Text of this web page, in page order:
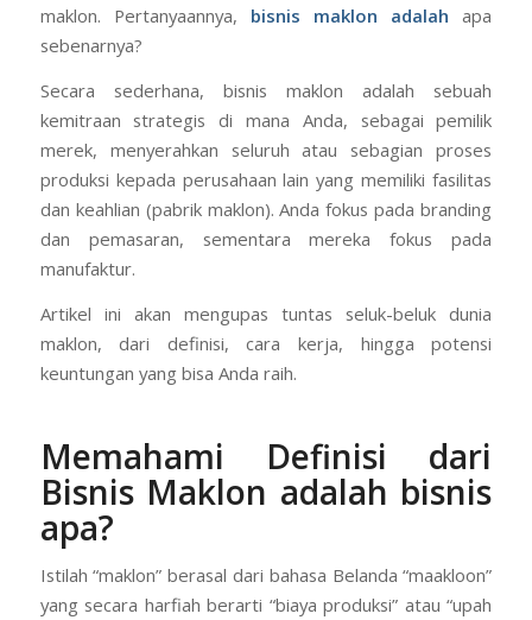
maklon. Pertanyaannya, bisnis maklon adalah apa
sebenarnya?
Secara sederhana, bisnis maklon adalah sebuah
kemitraan strategis di mana Anda, sebagai pemilik
merek, menyerahkan seluruh atau sebagian proses
produksi kepada perusahaan lain yang memiliki fasilitas
dan keahlian (pabrik maklon). Anda fokus pada branding
dan pemasaran, sementara mereka fokus pada
manufaktur.
Artikel ini akan mengupas tuntas seluk-beluk dunia
maklon, dari definisi, cara kerja, hingga potensi
keuntungan yang bisa Anda raih.
Memahami Definisi dari
Bisnis Maklon adalah bisnis
apa?
Istilah “maklon” berasal dari bahasa Belanda “maakloon”
yang secara harfiah berarti “biaya produksi” atau “upah